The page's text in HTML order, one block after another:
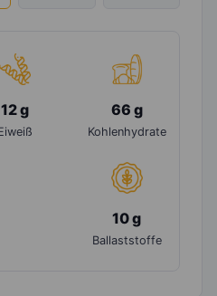
12 g 66 g
Kohlenhydrate
10 g
Ballaststoffe